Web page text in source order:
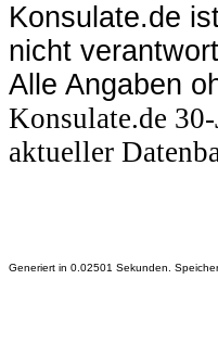
Konsulate.de
nicht
Alle Angaben
Konsulate.de
aktueller
Generiert in 0.02501 Sekunden.